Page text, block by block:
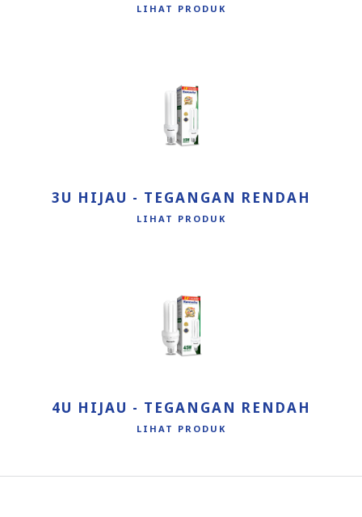
LIHAT PRODUK
3U HIJAU - TEGANGAN RENDAH
LIHAT PRODUK
4U HIJAU - TEGANGAN RENDAH
LIHAT PRODUK